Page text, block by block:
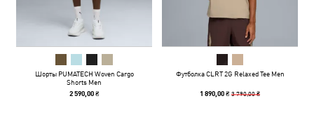
Шорты PUMATECH Woven Cargo
Shorts Men
2 590,00 ₴
Футболка CLRT 2G Relaxed Tee Men
1 890,00 ₴3 790,00 ₴